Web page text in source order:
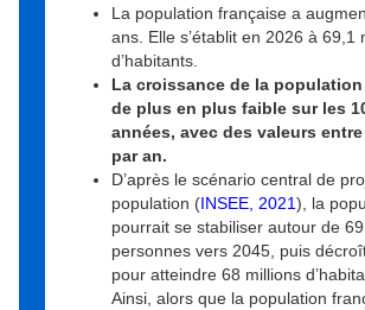
La population française a
ans. Elle s’établit en 2026 à 69,1
d’habitants.
La croissance de la
de plus en plus faible sur les
années, avec des valeurs entre
par an.
D’après le scénario central de
population (INSEE, 2021), la
pourrait se stabiliser autour de
personnes vers 2045, puis
pour atteindre 68 millions
Ainsi, alors que la population